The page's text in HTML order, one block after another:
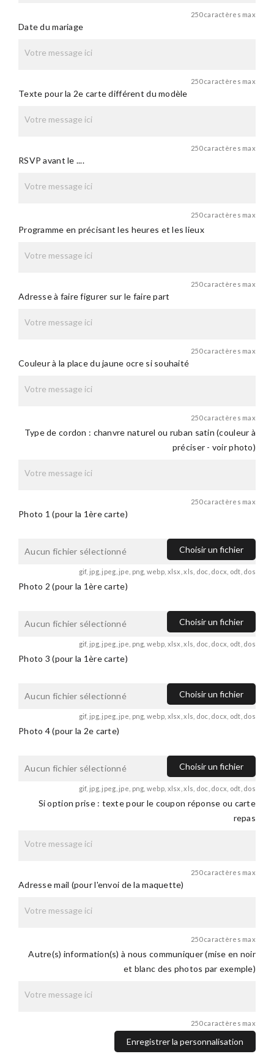
250 caractères max
Date du mariage
250 caractères max
Texte pour la 2e carte différent du modèle
250 caractères max
RSVP avant le ....
250 caractères max
Programme en précisant les heures et les lieux
250 caractères max
Adresse à faire figurer sur le faire part
250 caractères max
Couleur à la place du jaune ocre si souhaité
250 caractères max
Type de cordon : chanvre naturel ou ruban satin (couleur à
préciser - voir photo)
250 caractères max
Photo 1 (pour la 1ère carte)
Aucun fichier sélectionné Choisir un fichier
gif, jpg, jpeg, jpe, png, webp, xlsx, xls, doc, docx, odt, dos
Photo 2 (pour la 1ère carte)
Aucun fichier sélectionné Choisir un fichier
gif, jpg, jpeg, jpe, png, webp, xlsx, xls, doc, docx, odt, dos
Photo 3 (pour la 1ère carte)
Aucun fichier sélectionné Choisir un fichier
gif, jpg, jpeg, jpe, png, webp, xlsx, xls, doc, docx, odt, dos
Photo 4 (pour la 2e carte)
Aucun fichier sélectionné Choisir un fichier
gif, jpg, jpeg, jpe, png, webp, xlsx, xls, doc, docx, odt, dos
Si option prise : texte pour le coupon réponse ou carte
repas
250 caractères max
Adresse mail (pour l'envoi de la maquette)
250 caractères max
Autre(s) information(s) à nous communiquer (mise en noir
et blanc des photos par exemple)
250 caractères max
Enregistrer la personnalisation